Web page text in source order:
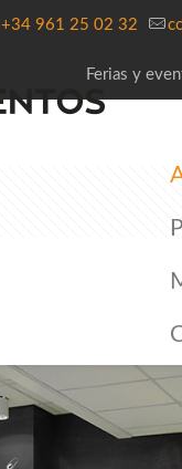
+34 961 25 02 32
Ferias y